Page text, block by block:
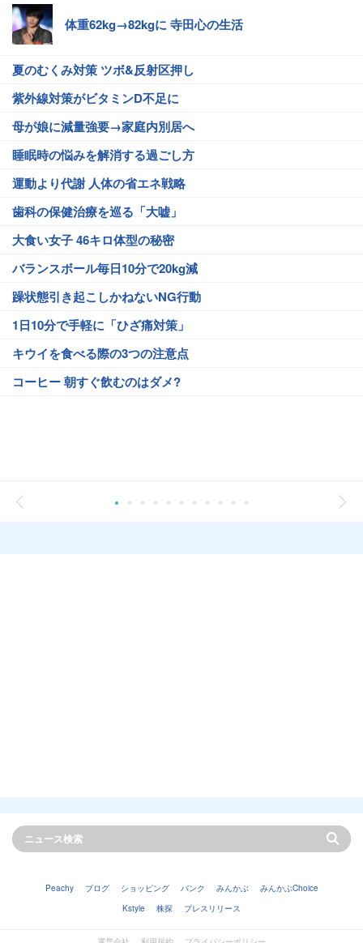
体重62kg→82kgに 寺田心の生活
夏のむくみ対策 ツボ&反射区押し
紫外線対策がビタミンD不足に
母が娘に減量強要→家庭内別居へ
睡眠時の悩みを解消する過ごし方
運動より代謝 人体の省エネ戦略
歯科の保健治療を巡る「大嘘」
大食い女子 46キロ体型の秘密
バランスボール毎日10分で20kg減
躁状態引き起こしかねないNG行動
1日10分で手軽に「ひざ痛対策」
キウイを食べる際の3つの注意点
コーヒー 朝すぐ飲むのはダメ?
Peachy ブログ ショッピング バンク みんかぶ
みんかぶChoice
Kstyle
株探 プレスリリース